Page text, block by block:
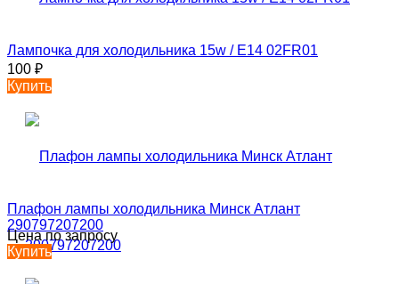
Лампочка для холодильника 15w / E14 02FR01
100 ₽
Купить
Плафон лампы холодильника Минск Атлант
290797207200
Цена по запросу
Купить